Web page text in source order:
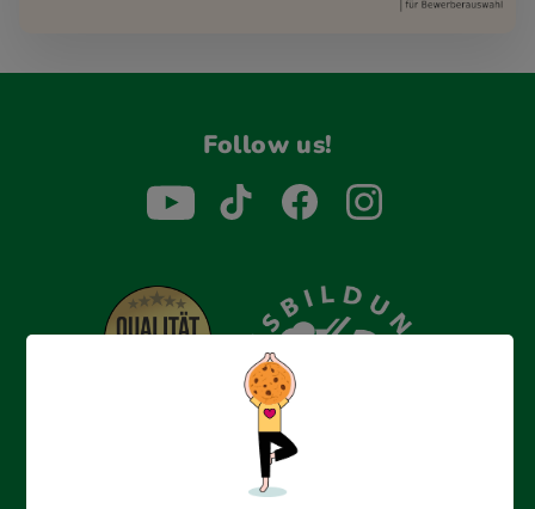
Follow us!
Erfolgreich bewerben mit Ausbildungspark: Wir
begleiten dich Schritt für Schritt bei deinem Start in den